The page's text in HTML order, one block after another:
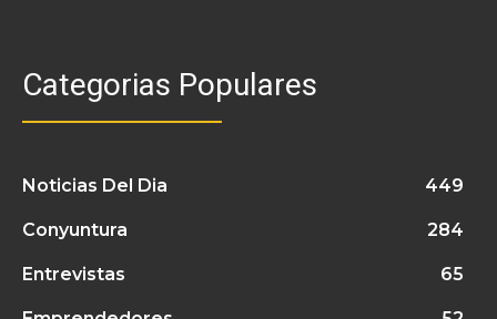
Categorias Populares
Noticias Del Dia 449
Conyuntura 284
Entrevistas 65